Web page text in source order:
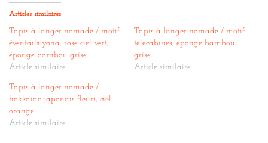
Articles similaires
Tapis à langer nomade / motif
éventails yona, rose ciel vert,
éponge bambou grise
Article similaire
Tapis à langer nomade / motif
télécabines, éponge bambou
grise
Article similaire
Tapis à langer nomade /
hokkaido japonais fleuri, ciel
orange
Article similaire